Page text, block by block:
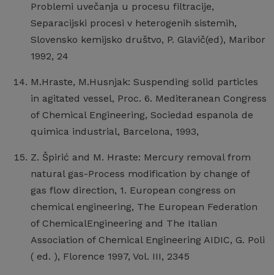
Problemi uvečanja u procesu filtracije,
Separacijski procesi v heterogenih sistemih,
Slovensko kemijsko društvo, P. Glavič(ed), Maribor
1992, 24
M.Hraste, M.Husnjak: Suspending solid particles
in agitated vessel, Proc. 6. Mediteranean Congress
of Chemical Engineering, Sociedad espanola de
quimica industrial, Barcelona, 1993,
Z. Špirić and M. Hraste: Mercury removal from
natural gas-Process modification by change of
gas flow direction, 1. European congress on
chemical engineering, The European Federation
of ChemicalEngineering and The Italian
Association of Chemical Engineering AIDIC, G. Poli
( ed. ), Florence 1997, Vol. III, 2345